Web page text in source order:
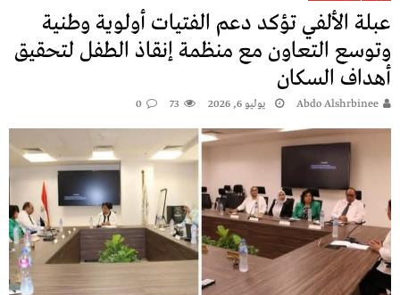
عبلة الألفي تؤكد دعم الفتيات أولوية وطنية
وتوسع التعاون مع منظمة إنقاذ الطفل لتحقيق
أهداف السكان
Abdo Alshrbinee يوليو 6, 2026 73
0